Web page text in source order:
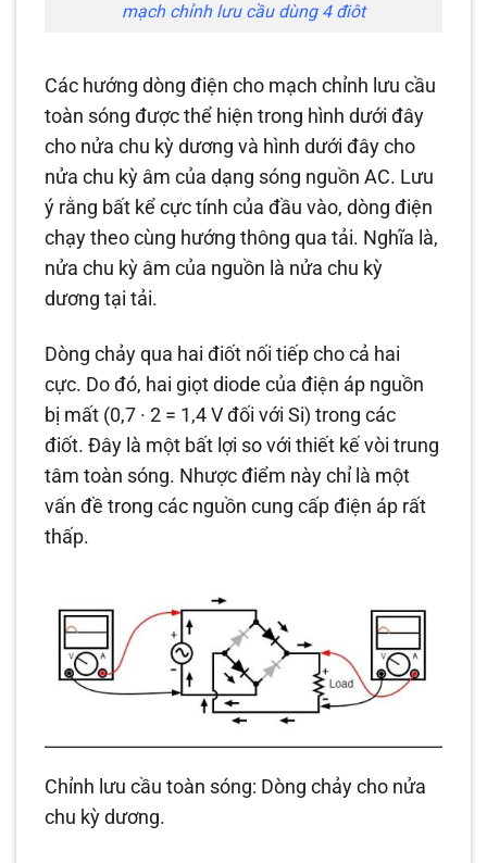
mạch chỉnh lưu cầu dùng 4 điôt
Các hướng dòng điện cho mạch chỉnh lưu cầu
toàn sóng được thể hiện trong hình dưới đây
cho nửa chu kỳ dương và hình dưới đây cho
nửa chu kỳ âm của dạng sóng nguồn AC. Lưu
ý rằng bất kể cực tính của đầu vào, dòng điện
chạy theo cùng hướng thông qua tải. Nghĩa là,
nửa chu kỳ âm của nguồn là nửa chu kỳ
dương tại tải.
Dòng chảy qua hai điốt nối tiếp cho cả hai
cực. Do đó, hai giọt diode của điện áp nguồn
bị mất (0,7 · 2 = 1,4 V đối với Si) trong các
điốt. Đây là một bất lợi so với thiết kế vòi trung
tâm toàn sóng. Nhược điểm này chỉ là một
vấn đề trong các nguồn cung cấp điện áp rất
thấp.
Chỉnh lưu cầu toàn sóng: Dòng chảy cho nửa
chu kỳ dương.